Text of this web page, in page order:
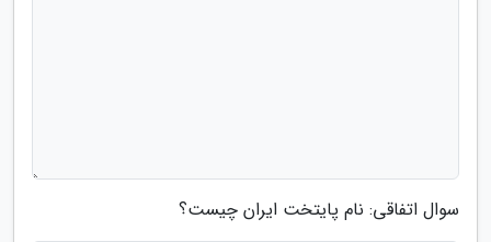
سوال اتفاقی: نام پایتخت ایران چیست؟